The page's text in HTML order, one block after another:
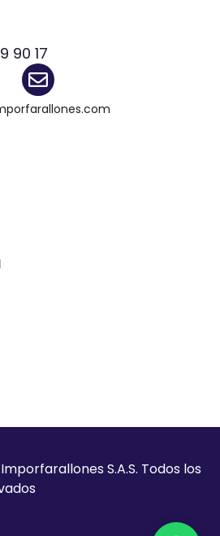
90 17
S.A.S. Todos los